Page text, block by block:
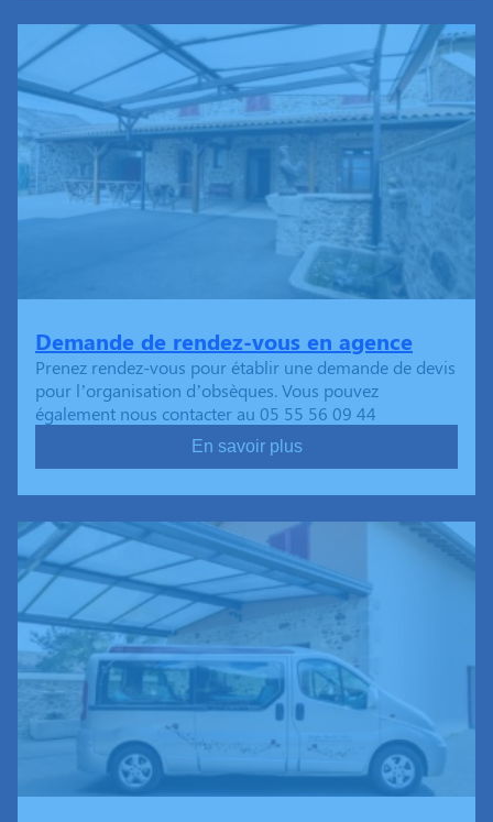
Demande de rendez-vous en agence
Prenez rendez-vous pour établir une demande de devis
pour l’organisation d’obsèques. Vous pouvez
également nous contacter au 05 55 56 09 44
En savoir plus